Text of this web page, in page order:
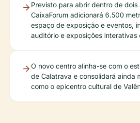
Previsto para abrir dentro de dois
CaixaForum adicionará 6.500
espaço de exposição e eventos,
auditório e exposições interativas
O novo centro alinha-se com o
de Calatrava e consolidará ainda
como o epicentro cultural de